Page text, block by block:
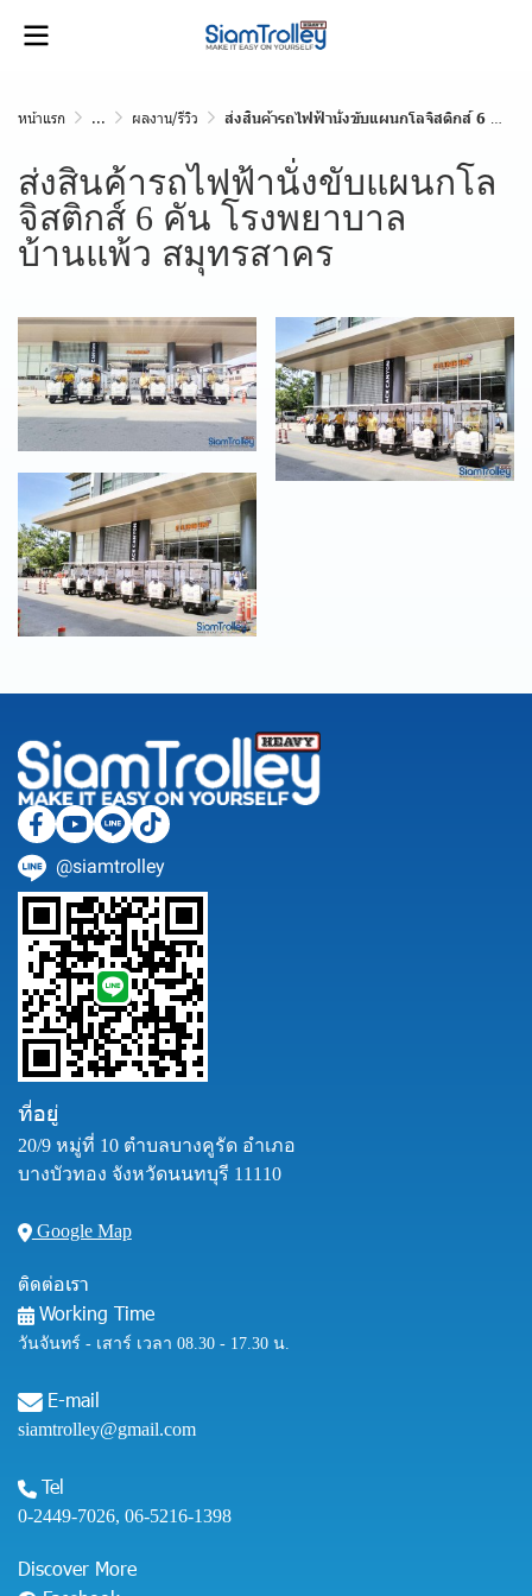
หน้าแรก ... ผลงาน/รีวิว ส่งสินค้ารถไฟฟ้านั่งขับแผนกโลจิสติกส์ 6 คัน โรงพยาบาลบ้านแพ้ว สมุทรสาคร
ส่งสินค้ารถไฟฟ้านั่งขับแผนกโล
จิสติกส์ 6 คัน โรงพยาบาล
บ้านแพ้ว สมุทรสาคร
@siamtrolley
ที่อยู่
20/9 หมู่ที่ 10 ตำบลบางคูรัด อำเภอ
บางบัวทอง จังหวัดนนทบุรี 11110
Google Map
ติดต่อเรา
Working Time
วันจันทร์ - เสาร์ เวลา 08.30 - 17.30 น.
E-mail
siamtrolley@gmail.com
Tel
0-2449-7026, 06-5216-1398
Discover More